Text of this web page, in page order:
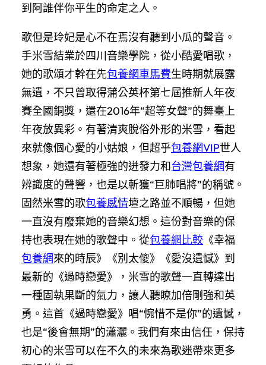
到阿誰伴你平生的命定之人。
歌但是玲妃是心不在焉沒有聽到小瓜的聲音。
手米雪結業於四川音樂學院，從小酷愛唱歌，
她的歌頌才幹在先包養網車馬費生時期就展露
無遺，不只曾取得蒲公英杯第七屆推新人年夜
賽全國銅獎，還在2016年“超等女聲”的舞臺上
年夜放異彩。有著清爽脫俗外形的米雪，看起
來就像個心愛的小姑娘，但超乎包養網VIP世人
想象，她還有著極強的迸發力和台灣包養網有
辨識度的聲響，也是以斬獲“巨肺唱將”的稱號。
固然米雪的歌包養感情壇之路並不順暢，但她
一直沒有廢棄她的音樂幻想。這份對音樂的保
持也表現在她的歌聲中。從包養網比較 《幸福
包養網來的時辰》《別太傻》《愛沒遺憾》到
最新的《過時戀愛》，米雪的歌聲一直轉達出
一種固執果斷的氣力，讓人聽瞭加倍剛強和英
勇。這首《過時戀愛》唱“惋惜不是你”的遺憾，
也是“後會無期”的瀟灑。我們有來由信任，保持
初心的米雪可以在不久的未來為歌迷帶來更多